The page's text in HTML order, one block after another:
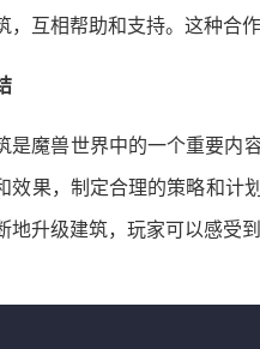
，互相帮助和支持。这种合
是魔兽世界中的一个重要内
效果，制定合理的策略和计
地升级建筑，玩家可以感受